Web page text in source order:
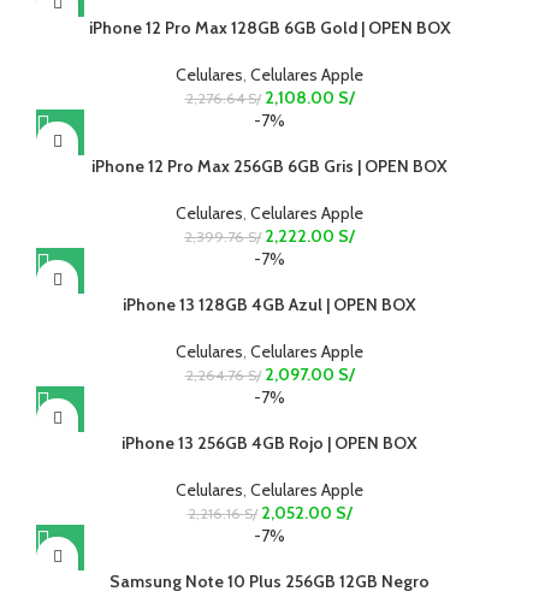
iPhone 12 Pro Max 128GB 6GB Gold | OPEN BOX
Celulares, Celulares Apple
2,276.64S/ 2,108.00 S/
-7%
iPhone 12 Pro Max 256GB 6GB Gris | OPEN BOX
Celulares, Celulares Apple
2,399.76S/ 2,222.00 S/
-7%
iPhone 13 128GB 4GB Azul | OPEN BOX
Celulares, Celulares Apple
2,264.76S/ 2,097.00 S/
-7%
iPhone 13 256GB 4GB Rojo | OPEN BOX
Celulares, Celulares Apple
2,216.16S/ 2,052.00 S/
-7%
Samsung Note 10 Plus 256GB 12GB Negro